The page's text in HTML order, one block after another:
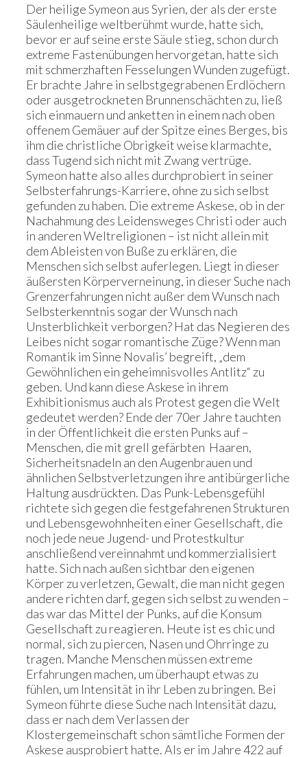
Der heilige Symeon aus Syrien, der als der erste
Säulenheilige weltberühmt wurde, hatte sich,
bevor er auf seine erste Säule stieg, schon durch
extreme Fastenübungen hervorgetan, hatte sich
mit schmerzhaften Fesselungen Wunden zugefügt.
Er brachte Jahre in selbstgegrabenen Erdlöchern
oder ausgetrockneten Brunnenschächten zu, ließ
sich einmauern und anketten in einem nach oben
offenem Gemäuer auf der Spitze eines Berges, bis
ihm die christliche Obrigkeit weise klarmachte,
dass Tugend sich nicht mit Zwang vertrüge.
Symeon hatte also alles durchprobiert in seiner
Selbsterfahrungs-Karriere, ohne zu sich selbst
gefunden zu haben. Die extreme Askese, ob in der
Nachahmung des Leidensweges Christi oder auch
in anderen Weltreligionen – ist nicht allein mit
dem Ableisten von Buße zu erklären, die
Menschen sich selbst auferlegen. Liegt in dieser
äußersten Körperverneinung, in dieser Suche nach
Grenzerfahrungen nicht außer dem Wunsch nach
Selbsterkenntnis sogar der Wunsch nach
Unsterblichkeit verborgen? Hat das Negieren des
Leibes nicht sogar romantische Züge? Wenn man
Romantik im Sinne Novalis’ begreift, „dem
Gewöhnlichen ein geheimnisvolles Antlitz“ zu
geben. Und kann diese Askese in ihrem
Exhibitionismus auch als Protest gegen die Welt
gedeutet werden? Ende der 70er Jahre tauchten
in der Öffentlichkeit die ersten Punks auf –
Menschen, die mit grell gefärbten Haaren,
Sicherheitsnadeln an den Augenbrauen und
ähnlichen Selbstverletzungen ihre antibürgerliche
Haltung ausdrückten. Das Punk-Lebensgefühl
richtete sich gegen die festgefahrenen Strukturen
und Lebensgewohnheiten einer Gesellschaft, die
noch jede neue Jugend- und Protestkultur
anschließend vereinnahmt und kommerzialisiert
hatte. Sich nach außen sichtbar den eigenen
Körper zu verletzen, Gewalt, die man nicht gegen
andere richten darf, gegen sich selbst zu wenden –
das war das Mittel der Punks, auf die Konsum
Gesellschaft zu reagieren. Heute ist es chic und
normal, sich zu piercen, Nasen und Ohrringe zu
tragen. Manche Menschen müssen extreme
Erfahrungen machen, um überhaupt etwas zu
fühlen, um Intensität in ihr Leben zu bringen. Bei
Symeon führte diese Suche nach Intensität dazu,
dass er nach dem Verlassen der
Klostergemeinschaft schon sämtliche Formen der
Askese ausprobiert hatte. Als er im Jahre 422 auf